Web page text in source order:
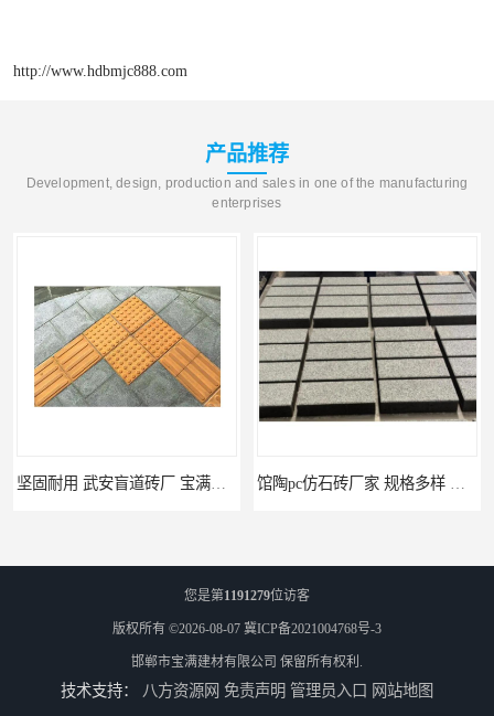
http://www.hdbmjc888.com
产品推荐
Development, design, production and sales in one of the manufacturing
enterprises
坚固耐用 武安盲道砖厂 宝满建材 馆陶pc仿石砖厂家 规格多样 宝满建材
您是第1191279位访客
版权所有 ©2026-08-07 冀ICP备2021004768号-3
邯郸市宝满建材有限公司 保留所有权利.
技术支持： 八方资源网 免责声明 管理员入口 网站地图